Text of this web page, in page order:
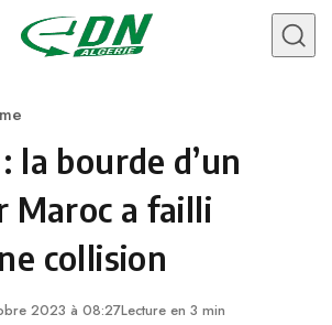
la bourde d’un
Maroc a failli
collision
2023 à 08:27Lecture en 3 min